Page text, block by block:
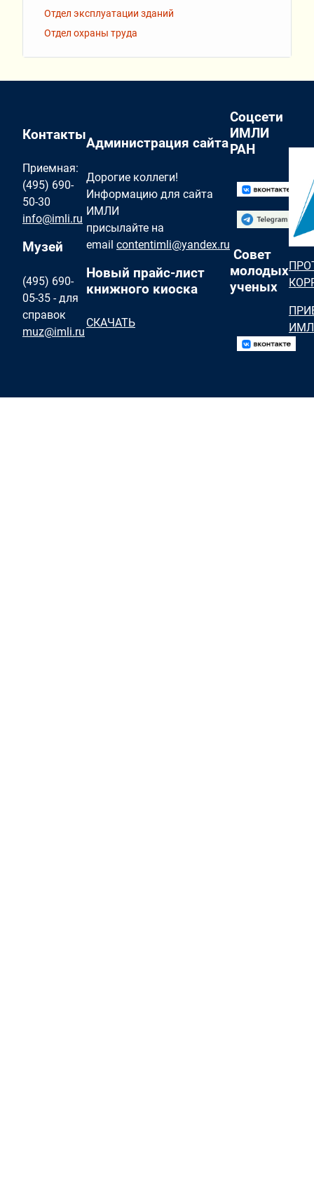
Отдел эксплуатации зданий
Отдел охраны труда
Контакты
Приемная:
(495) 690-
50-30
info@imli.ru
Музей
(495) 690-
05-35 - для
справок
muz@imli.ru
Администрация сайта
Дорогие коллеги!
Информацию для сайта
ИМЛИ
присылайте на
email contentimli@yandex.ru
Новый прайс-лист
книжного киоска
СКАЧАТЬ
Соцсети
ИМЛИ
РАН
Совет
молодых
ученых